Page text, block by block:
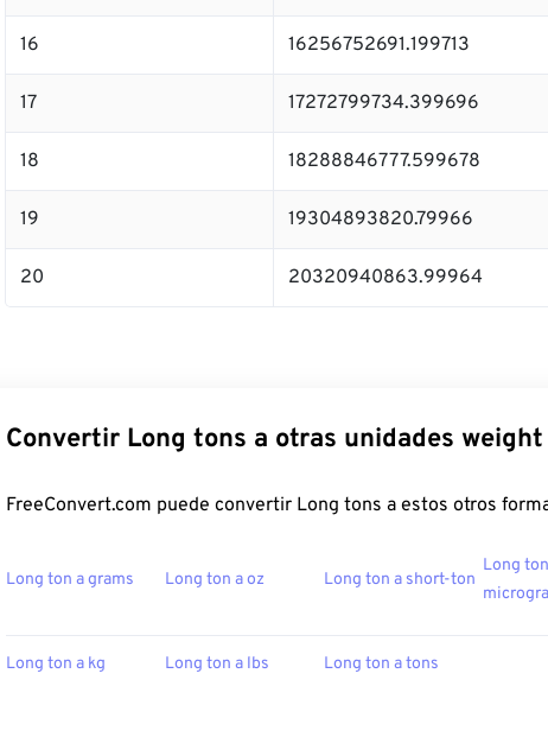
16 16256752691.199713
17 17272799734.399696
18 18288846777.599678
19 19304893820.79966
20 20320940863.99964
Convertir Long tons a otras unidades weight
FreeConvert.com puede convertir Long tons a estos otros
Long ton a grams Long ton a oz Long ton a short-ton
Long
Long ton a kg Long ton a lbs Long ton a tons